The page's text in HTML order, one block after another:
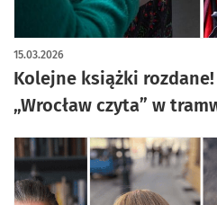
Kolejne książki
„Wrocław czyta” w
15.03.2026
artykuł z galerią zdjęć